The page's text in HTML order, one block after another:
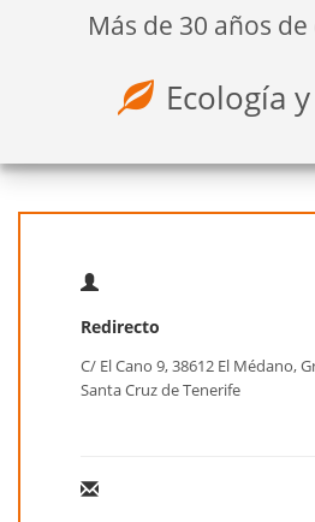
Más de 30 años
Ecología
Redirecto
C/ El Cano 9, 38612 El Médano,
Santa Cruz de Tenerife